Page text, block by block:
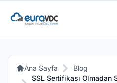
Ana Sayfa
Blog
SSL Sertifikası Olmadan